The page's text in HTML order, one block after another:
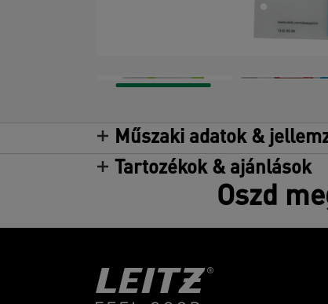
Műszaki adatok &
Tartozékok & ajánlások
Oszd